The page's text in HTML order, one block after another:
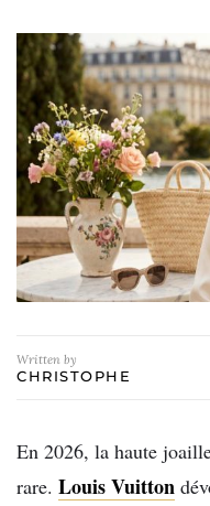
Written by
CHRISTOPHE
En 2026, la haute
rare. Louis Vuitton